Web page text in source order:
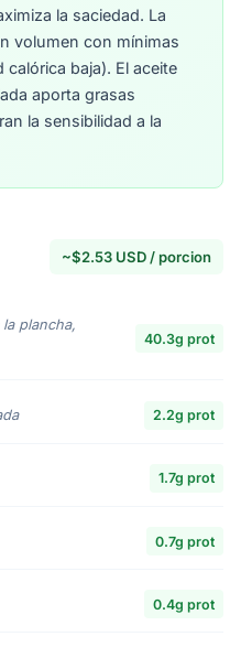
la saciedad. La
volumen con mínimas
baja). El aceite
aporta grasas
la sensibilidad a la
~$2.53 USD / porcion
plancha,
40.3g prot
2.2g prot
1.7g prot
0.7g prot
0.4g prot